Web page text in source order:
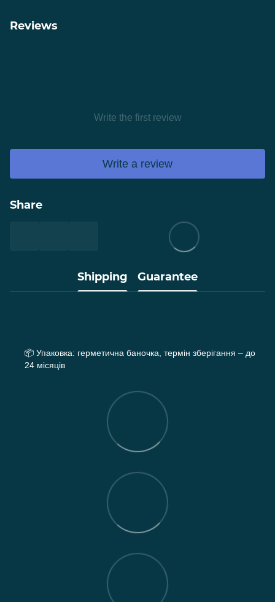
Reviews
Write the first review
Write a review
Share
Shipping Guarantee
📦 Упаковка: герметична баночка, термін зберігання – до
24 місяців